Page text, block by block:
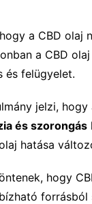
a CBD olaj
a CBD
és felügyelet.
jelzi,
és szorongás
hatása
hogy